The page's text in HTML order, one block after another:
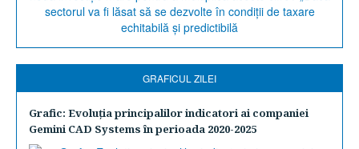
GRAFICUL ZILEI
Grafic: Evoluţia principalilor indicatori ai companiei
Gemini CAD Systems în perioada 2020-2025